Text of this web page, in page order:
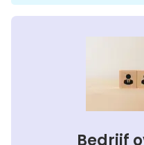
Bedrijf